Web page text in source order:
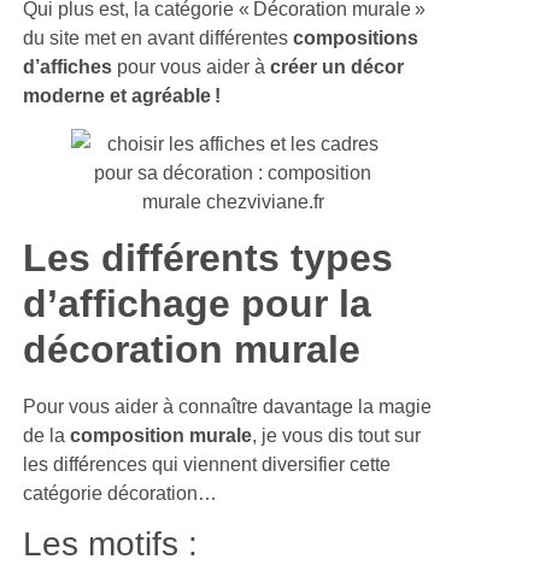
Qui plus est, la catégorie « Décoration murale »
du site met en avant différentescompositions
d’affiches pour vous aider àcréer un décor
moderne et agréable !
Les différents types
d’affichage pour la
décoration murale
Pour vous aider à connaître davantage la magie
de lacomposition murale, je vous dis tout sur
les différences qui viennent diversifier cette
catégorie décoration…
Les motifs :